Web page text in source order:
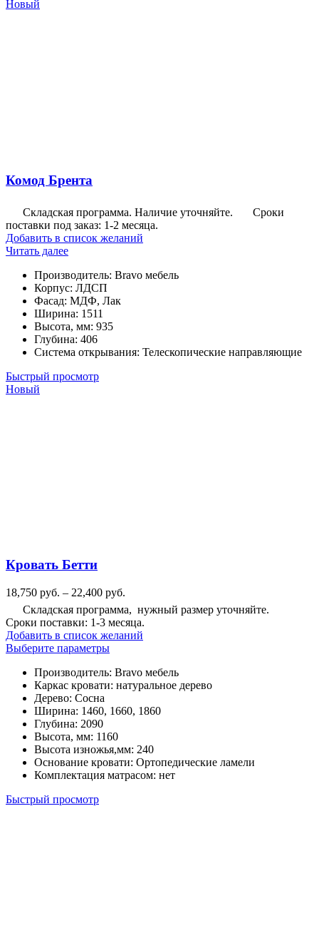
Новый
Комод Брента
Складская программа. Наличие уточняйте.
Сроки
поставки под заказ: 1-2 месяца.
Добавить в список желаний
Читать далее
Производитель: Bravo мебель
Корпус: ЛДСП
Фасад: МДФ, Лак
Ширина: 1511
Высота, мм: 935
Глубина: 406
Система открывания: Телескопические направляющие
Быстрый просмотр
Новый
Кровать Бетти
18,750 руб. – 22,400 руб.
18,750
руб.
–
руб.
Складская программа, нужный размер уточняйте.
Сроки поставки: 1-3 месяца.
Добавить в список желаний
Выберите параметрыЭтот
имеет
несколько
Опции
выбрать
на
странице
товара.
Производитель: Bravo мебель
Каркас кровати: натуральное дерево
Дерево: Сосна
Ширина: 1460, 1660, 1860
Глубина: 2090
Высота, мм: 1160
Высота изножья,мм: 240
Основание кровати: Ортопедические ламели
Комплектация матрасом: нет
Быстрый просмотр